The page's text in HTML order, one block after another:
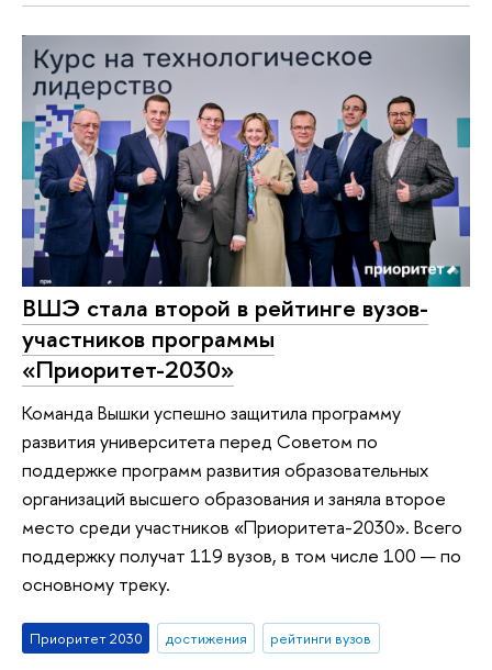
ВШЭ стала второй в рейтинге вузов-
участников программы
«Приоритет-2030»
Команда Вышки успешно защитила программу
развития университета перед Советом по
поддержке программ развития образовательных
организаций высшего образования и заняла второе
место среди участников «Приоритета-2030». Всего
поддержку получат 119 вузов, в том числе 100 — по
основному треку.
Приоритет 2030 достижения рейтинги вузов